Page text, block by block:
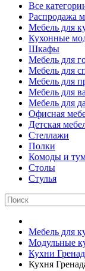
Все
Распродажа
Мебель для
Кухонные
Шкафы
Мебель для
Мебель для
Мебель для
Мебель для
Мебель для
Офисная
Детская
Стеллажи
Полки
Комоды и
Столы
Стулья
Мебель для
Модульные
Кухни
Кухня